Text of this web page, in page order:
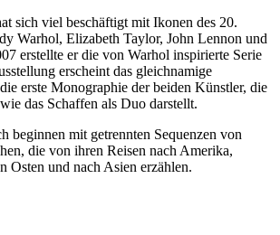
sich viel beschäftigt mit Ikonen des 20.
Warhol, Elizabeth Taylor, John Lennon und
erstellte er die von Warhol inspirierte Serie
erscheint das gleichnamige
erste Monographie der beiden Künstler, die
das Schaffen als Duo darstellt.
beginnen mit getrennten Sequenzen von
die von ihren Reisen nach Amerika,
Osten und nach Asien erzählen.